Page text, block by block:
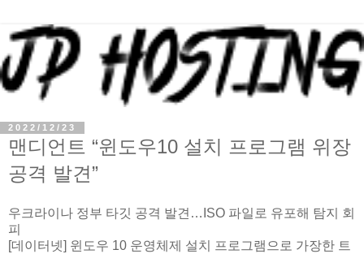
2022/12/23
맨디언트 “윈도우10 설치 프로그램 위장
공격 발견”
우크라이나 정부 타깃 공격 발견…ISO 파일로 유포해 탐지 회
피
[데이터넷] 윈도우 10 운영체제 설치 프로그램으로 가장한 트